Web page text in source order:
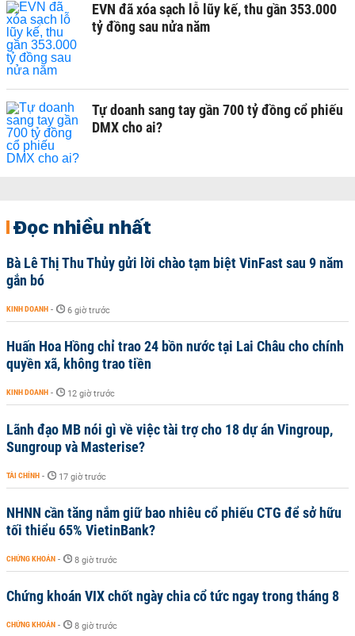
EVN đã xóa sạch lỗ lũy kế, thu gần 353.000
tỷ đồng sau nửa năm
Tự doanh sang tay gần 700 tỷ đồng cổ phiếu
DMX cho ai?
Đọc nhiều nhất
Bà Lê Thị Thu Thủy gửi lời chào tạm biệt VinFast sau 9 năm
gắn bó
KINH DOANH - 6 giờ trước
Huấn Hoa Hồng chỉ trao 24 bồn nước tại Lai Châu cho chính
quyền xã, không trao tiền
KINH DOANH - 12 giờ trước
Lãnh đạo MB nói gì về việc tài trợ cho 18 dự án Vingroup,
Sungroup và Masterise?
TÀI CHÍNH - 17 giờ trước
NHNN cần tăng nắm giữ bao nhiêu cổ phiếu CTG để sở hữu
tối thiểu 65% VietinBank?
CHỨNG KHOÁN - 8 giờ trước
Chứng khoán VIX chốt ngày chia cổ tức ngay trong tháng 8
CHỨNG KHOÁN - 8 giờ trước